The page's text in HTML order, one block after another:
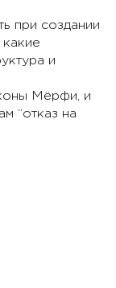
при создании
и
Мёрфи, и
“отказ на